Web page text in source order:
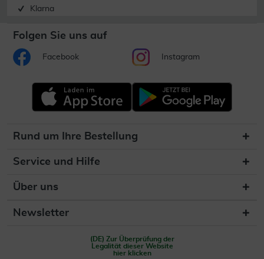
Klarna
Folgen Sie uns auf
Facebook Instagram
Rund um Ihre Bestellung
Service und Hilfe
Über uns
Newsletter
(DE) Zur Überprüfung der
Legalität dieser Website
hier klicken